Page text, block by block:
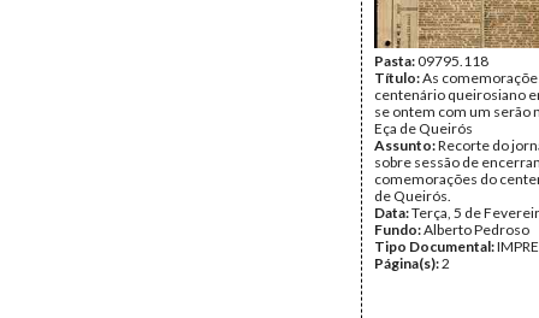
Pasta:09795.118
Título:As
centenário queirosiano
se ontem com um serão
Eça de Queirós
Assunto:Recorte do
sobre sessão de
comemorações do
de Queirós.
Data:Terça, 5 de
Fundo:Alberto Pedroso
Tipo Documental:
Página(s):2